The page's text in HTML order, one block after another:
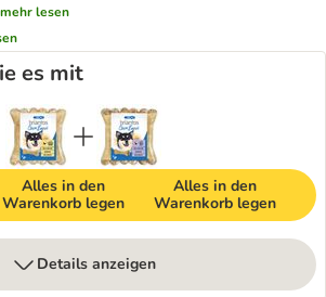
mehr lesen
es mit
Alles in den
Warenkorb legen
Alles in den
Warenkorb legen
Details anzeigen